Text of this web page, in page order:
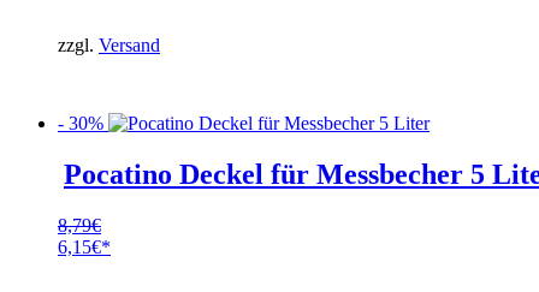
5,50€
ist:
3,85€.
zzgl. Versand
- 30%
Pocatino Deckel für Messbecher 5
8,79€
Ursprünglicher
6,15€